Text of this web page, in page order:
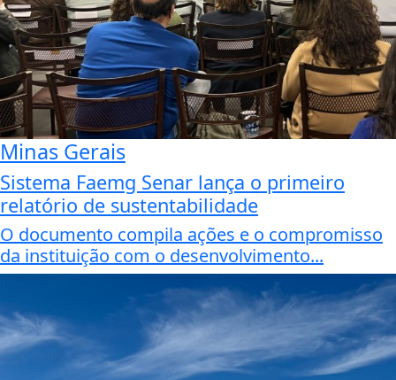
Minas Gerais
Sistema Faemg Senar lança o primeiro
relatório de sustentabilidade
O documento compila ações e o compromisso
da instituição com o desenvolvimento...